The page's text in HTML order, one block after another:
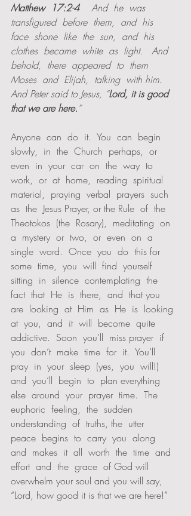
Matthew  17:2-4
And  he  was
transfigured  before  them,  and  his
face  shone  like  the  sun,  and  his
clothes  became  white  as  light.   And
behold,  there  appeared  to  them
Moses  and  Elijah,  talking  with him.
And Peter said to Jesus, “Lord, it is good
that we are here.”
Anyone  can  do  it.  You  can  begin
slowly,  in  the  Church  perhaps,  or
even  in  your  car  on  the  way  to
work,  or  at  home,  reading  spiritual
material,  praying  verbal  prayers  such
as  the  Jesus Prayer, or the Rule  of  the
Theotokos  (the  Rosary),  meditating  on
a  mystery  or  two,  or  even  on  a
single  word.  Once  you  do  this for
some  time,  you  will  find  yourself
sitting  in  silence  contemplating  the
fact  that  He  is  there,  and  that you
are  looking  at  Him  as  He  is  looking
at  you,  and  it  will  become  quite
addictive.  Soon  you’ll  miss prayer  if
you  don’t  make  time  for  it.  You’ll
pray  in  your  sleep  (yes,  you  will!)
and  you’ll  begin  to  plan everything
else  around  your  prayer  time.  The
euphoric  feeling,  the  sudden
understanding  of  truths, the  utter
peace  begins  to  carry  you  along
and  makes  it  all  worth  the  time  and
effort  and  the  grace  of God will
overwhelm your soul and you will say,
“Lord, how good it is that we are here!”